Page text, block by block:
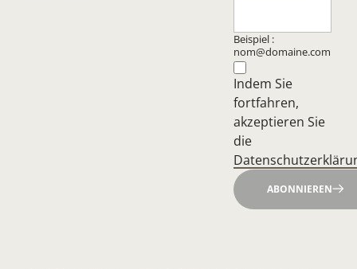
Beispiel :
nom@domaine.com
Indem Sie
fortfahren,
akzeptieren Sie
die
ABONNIEREN